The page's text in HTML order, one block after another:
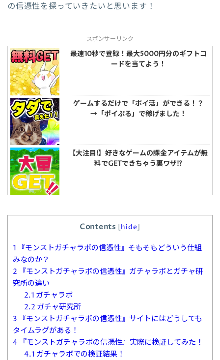
の信憑性を探っていきたいと思います！
スポンサーリンク
最速10秒で登録！最大5000円分のギフトコ
ードを当てよう！
ゲームするだけで「ポイ活」ができる！？
→「ポイぷる」で稼げました！
【大注目!】好きなゲームの課金アイテムが無
料でGETできちゃう裏ワザ!?
Contents [hide]
1 『モンストガチャラボの信憑性』そもそもどういう仕組
みなのか？
2 『モンストガチャラボの信憑性』ガチャラボとガチャ研
究所の違い
2.1 ガチャラボ
2.2 ガチャ研究所
3 『モンストガチャラボの信憑性』サイトにはどうしても
タイムラグがある！
4 『モンストガチャラボの信憑性』実際に検証してみた！
4.1 ガチャラボでの検証結果！